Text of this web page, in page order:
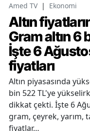
Amed TV | Ekonomi
Altın
Gram altın 6
İşte 6
fiyatları
Altın piyasasında
bin 522 TL'ye
dikkat çekti. İşte 6
gram, çeyrek, yarım,
fiyatlar…